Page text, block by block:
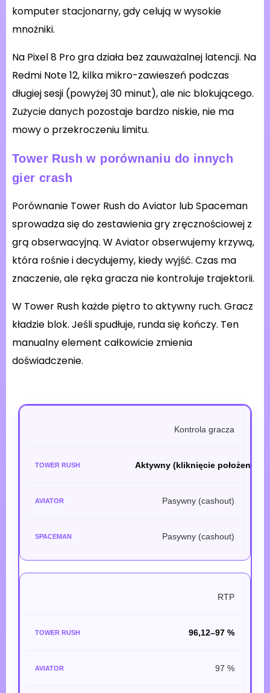
komputer stacjonarny, gdy celują w wysokie
mnożniki.
Na Pixel 8 Pro gra działa bez zauważalnej latencji. Na
Redmi Note 12, kilka mikro-zawieszeń podczas
długiej sesji (powyżej 30 minut), ale nic blokującego.
Zużycie danych pozostaje bardzo niskie, nie ma
mowy o przekroczeniu limitu.
Tower Rush w porównaniu do innych
gier crash
Porównanie Tower Rush do Aviator lub Spaceman
sprowadza się do zestawienia gry zręcznościowej z
grą obserwacyjną. W Aviator obserwujemy krzywą,
która rośnie i decydujemy, kiedy wyjść. Czas ma
znaczenie, ale ręka gracza nie kontroluje trajektorii.
W Tower Rush każde piętro to aktywny ruch. Gracz
kładzie blok. Jeśli spudłuje, runda się kończy. Ten
manualny element całkowicie zmienia
doświadczenie.
Kontrola gracza
Aktywny (kliknięcie położenia)
Pasywny (cashout)
Pasywny (cashout)
RTP
96,12–97 %
97 %